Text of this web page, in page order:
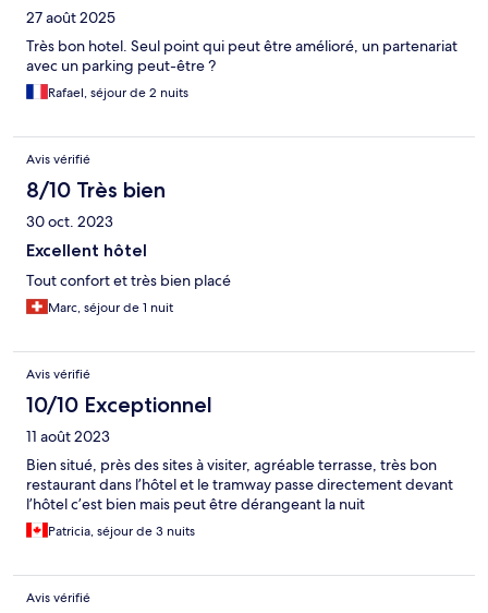
27 août 2025
Très bon hotel. Seul point qui peut être amélioré, un partenariat
avec un parking peut-être ?
Rafael, séjour de 2 nuits
Avis vérifié
8/10 Très bien
30 oct. 2023
Excellent hôtel
Tout confort et très bien placé
Marc, séjour de 1 nuit
Avis vérifié
10/10 Exceptionnel
11 août 2023
Bien situé, près des sites à visiter, agréable terrasse, très bon
restaurant dans l’hôtel et le tramway passe directement devant
l’hôtel c’est bien mais peut être dérangeant la nuit
Patricia, séjour de 3 nuits
Avis vérifié